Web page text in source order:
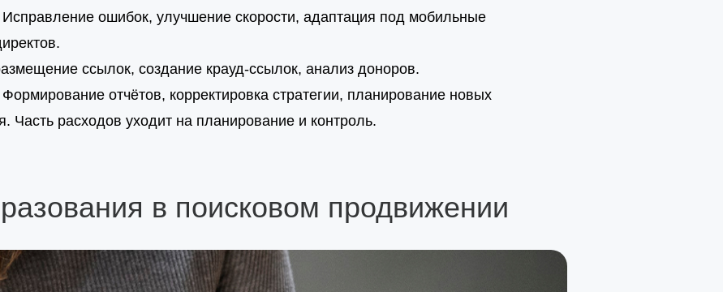
Исправление ошибок, улучшение скорости, адаптация под мобильные
ссылок, создание крауд-ссылок, анализ доноров.
Формирование отчётов, корректировка стратегии, планирование новых
Часть расходов уходит на планирование и контроль.
в поисковом продвижении